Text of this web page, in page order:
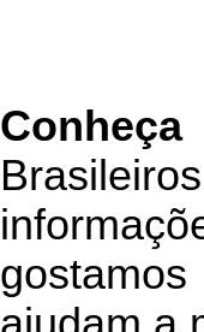
Conheça
g